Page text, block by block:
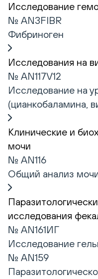
Исследование
№ AN3FIBR
Фибриноген
Исследования на
№ AN117V12
Исследование на
(цианкобаламина,
Клинические и
мочи
№ AN116
Общий анализ
исследования
№ AN161ИГ
Исследование
№ AN159